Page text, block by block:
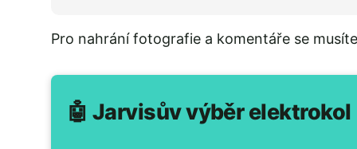
Pro nahrání fotografie a komentáře se musíte
🤖 Jarvisův výběr elektrokol